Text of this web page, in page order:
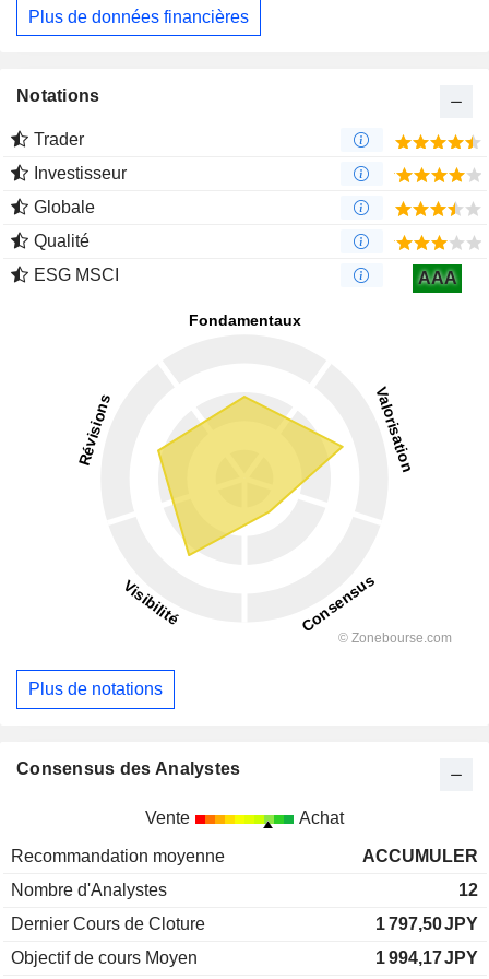
Plus de données financières
Notations
Trader
Investisseur
Globale
Qualité
ESG MSCI
AAA
Plus de notations
Consensus des Analystes
Vente Achat
Recommandation moyenne
ACCUMULER
Nombre d'Analystes
12
Dernier Cours de Cloture
1 797,50JPY
Objectif de cours Moyen
1 994,17JPY